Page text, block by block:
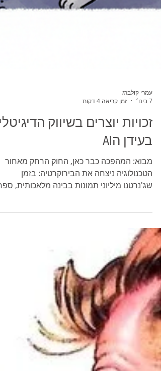
עמרי קולברג
7 בינו׳
זמן קריאה 4 דקות
זכויות יוצרים בשיווק
בעידן הAI
מבוא: המהפכה כבר כאן, החוק הרחק מאחור
שג'נרטנו מיליוני תמונות בבינה מלאכותית,
כרגע בשטח הפקר משפטי - חציו מערב פרוע
יצירתיות וחציו פצצה מתקתקת של תביעות.
הבלוג של ברודקאסט - בואו נעשה סדר בבלגן.
פרק 1: לא להפצה! מה אתם חושבים שמותר
(אבל אסור) אנחנו רגילים לעבוד מהר. מוצאים
תמונה, גוזרים טקסט, מעלים פוסט. אבל
זכויות היוצרים, המהירות הזו היא מלכודת. הנה
רשימת "אני בטוח שחוקי", אבל בפועל ע